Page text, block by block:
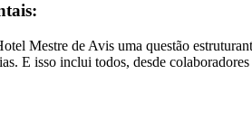
Mestre de Avis uma questão
E isso inclui todos, desde